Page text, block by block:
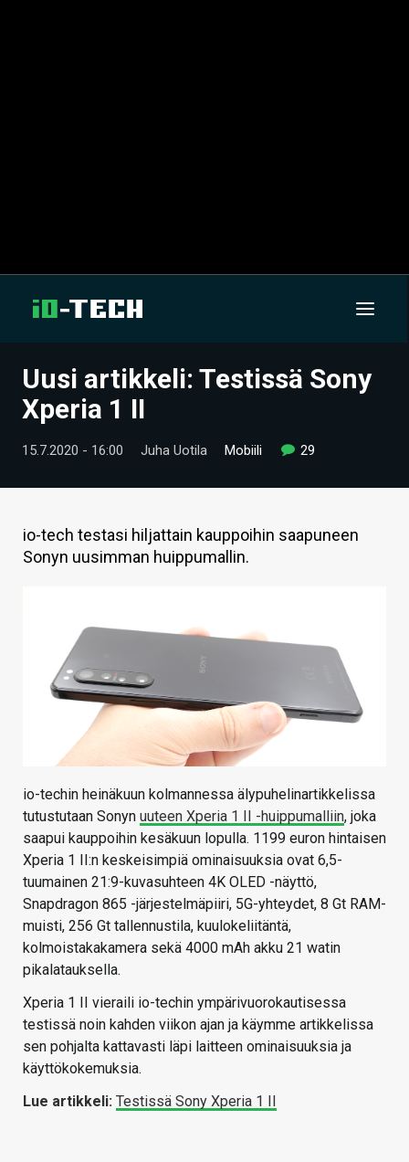
UUTISET
TIETOA
VAIHDA TEEMA
HAKU
Uusi artikkeli: Testissä Sony
Xperia 1 II
15.7.2020 - 16:00 Juha Uotila Mobiili 29
io-tech testasi hiljattain kauppoihin saapuneen
Sonyn uusimman huippumallin.
io-techin heinäkuun kolmannessa älypuhelinartikkelissa
tutustutaan Sonyn uuteen Xperia 1 II -huippumalliin, joka
saapui kauppoihin kesäkuun lopulla. 1199 euron hintaisen
Xperia 1 II:n keskeisimpiä ominaisuuksia ovat 6,5-
tuumainen 21:9-kuvasuhteen 4K OLED -näyttö,
Snapdragon 865 -järjestelmäpiiri, 5G-yhteydet, 8 Gt RAM-
muisti, 256 Gt tallennustila, kuulokeliitäntä,
kolmoistakakamera sekä 4000 mAh akku 21 watin
pikalatauksella.
Xperia 1 II vieraili io-techin ympärivuorokautisessa
testissä noin kahden viikon ajan ja käymme artikkelissa
sen pohjalta kattavasti läpi laitteen ominaisuuksia ja
käyttökokemuksia.
Lue artikkeli: Testissä Sony Xperia 1 II